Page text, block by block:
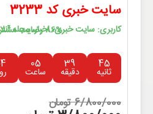
سایت خبری کد 3233
86% رضایت مشتریان
کاربری: سایت خبری، اخبار، مجله
05
ساعت
39
دقیقه
45
ثانیه
6/800/000 تومان